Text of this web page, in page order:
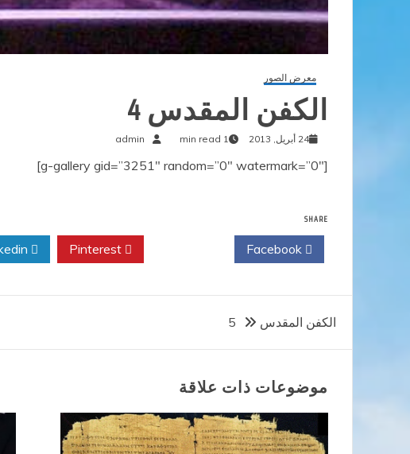
معرض الصور
الكفن المقدس 4
24 أبريل, 2013 1 min read
admin
[g-gallery gid=”3251″ random=”0″ watermark=”0″]
SHARE
تصفّح
المقالات
الكفن المقدس 5
موضوعات ذات علاقة